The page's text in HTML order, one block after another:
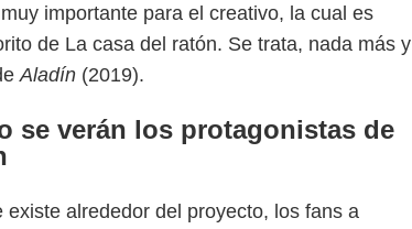
importante para el creativo, la cual es
de La casa del ratón. Se trata, nada más y
Aladín (2019).
se verán los protagonistas de
alrededor del proyecto, los fans a